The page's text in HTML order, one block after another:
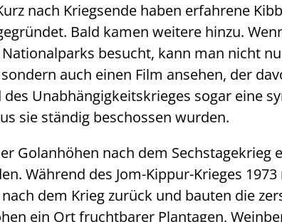
nach Kriegsende haben erfahrene
Bald kamen weitere hinzu.
besucht, kann man nicht
auch einen Film ansehen, der
des Unabhängigkeitskrieges sogar eine
sie ständig beschossen wurden.
Golanhöhen nach dem Sechstagekrieg
Während des Jom-Kippur-Krieges
dem Krieg zurück und bauten die
ein Ort fruchtbarer Plantagen,